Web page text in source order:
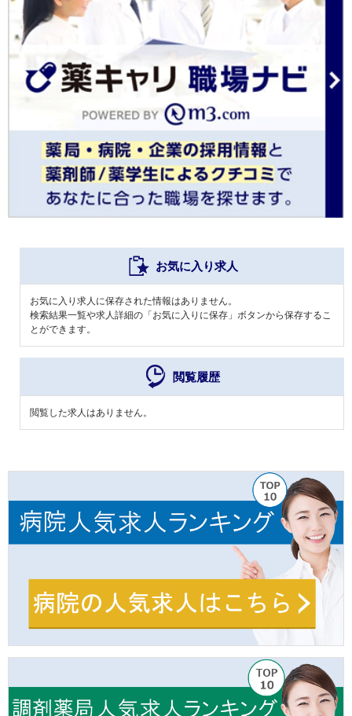
お気に入り求人
お気に入り求人に保存された情報はありません。
検索結果一覧や求人詳細の「お気に入りに保存」ボタンから保存するこ
とができます。
閲覧履歴
閲覧した求人はありません。